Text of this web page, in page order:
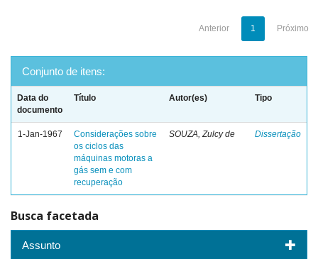
Anterior 1 Próximo
Conjunto de itens:
Data do
documento
Título Autor(es) Tipo
1-Jan-1967
Considerações sobre
os ciclos das
máquinas motoras a
gás sem e com
recuperação
SOUZA, Zulcy de Dissertação
Busca facetada
Assunto